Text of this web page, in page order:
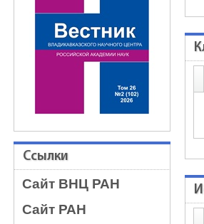
Ссылки
Сайт ВНЦ РАН
Сайт РАН